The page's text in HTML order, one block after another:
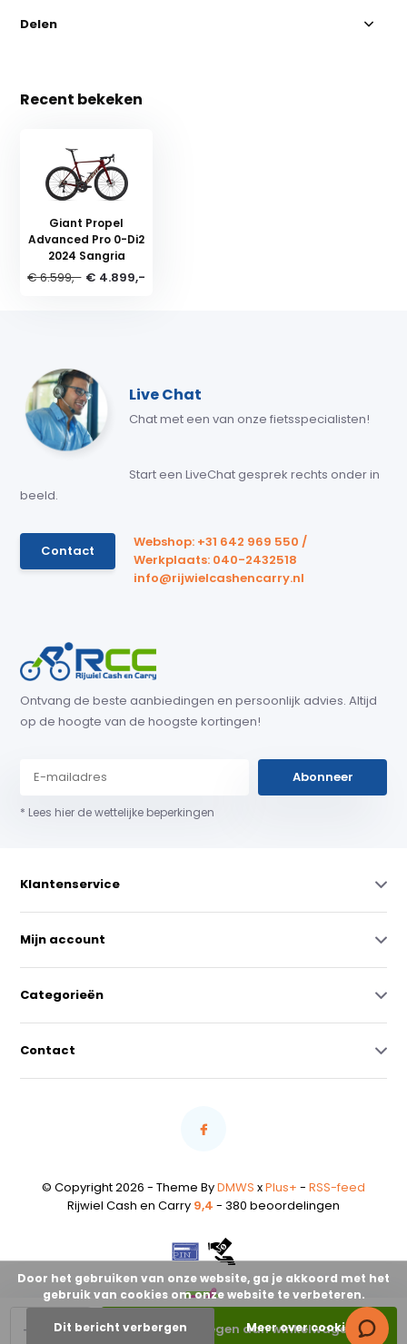
+
- Toevoegen aan winkelwagen
Delen
Recent bekeken
Giant Propel
Advanced Pro 0-Di2
2024 Sangria
€ 6.599,- € 4.899,-
Live Chat
Chat met een van onze fietsspecialisten!
Start een LiveChat gesprek rechts onder in
beeld.
Contact
Webshop: +31 642 969 550 /
Werkplaats: 040-2432518
info@rijwielcashencarry.nl
Ontvang de beste aanbiedingen en persoonlijk advies. Altijd
op de hoogte van de hoogste kortingen!
Abonneer
* Lees hier de wettelijke beperkingen
Klantenservice
Mijn account
Categorieën
Contact
© Copyright 2026 - Theme ByDMWS xPlus+ - RSS-feed
Rijwiel Cash en Carry 9,4 - 380 beoordelingen
Door het gebruiken van onze website, ga je akkoord met het
gebruik van cookies om onze website te verbeteren.
Dit bericht verbergen Meer over cookies »